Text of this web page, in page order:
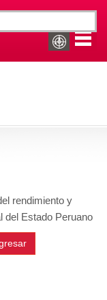
rendimiento y
del Estado Peruano